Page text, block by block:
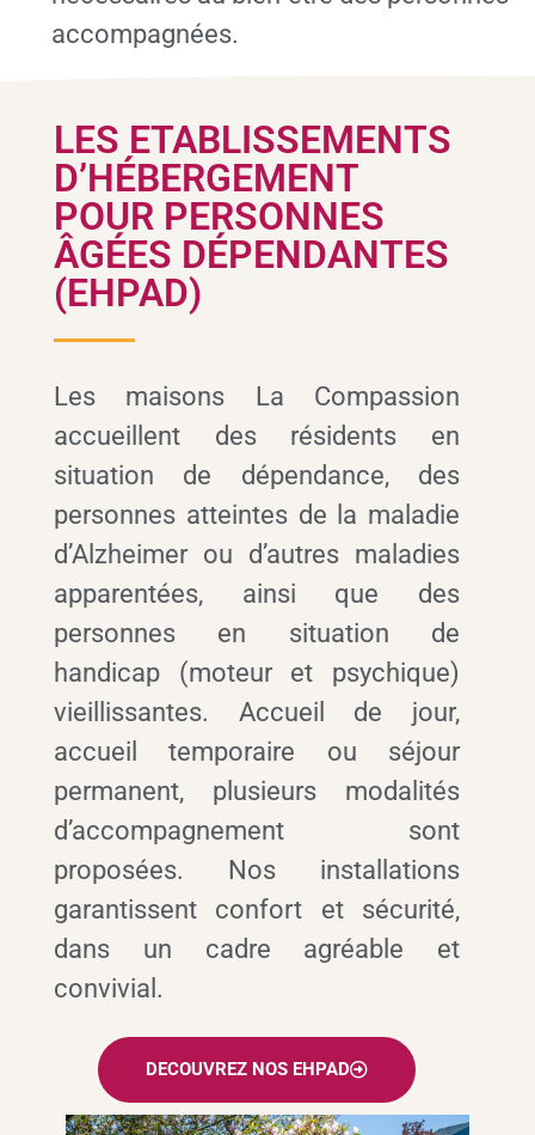
accompagnées.
LES ETABLISSEMENTS
D’HÉBERGEMENT
POUR PERSONNES
ÂGÉES DÉPENDANTES
(EHPAD)
Les maisons La Compassion
accueillent des résidents en
situation de dépendance, des
personnes atteintes de la maladie
d’Alzheimer ou d’autres maladies
apparentées, ainsi que des
personnes en situation de
handicap (moteur et psychique)
vieillissantes. Accueil de jour,
accueil temporaire ou séjour
permanent, plusieurs modalités
d’accompagnement sont
proposées. Nos installations
garantissent confort et sécurité,
dans un cadre agréable et
convivial.
DECOUVREZ NOS EHPAD